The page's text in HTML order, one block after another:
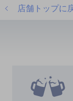
店舗トップに